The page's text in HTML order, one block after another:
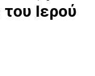
Ιερού